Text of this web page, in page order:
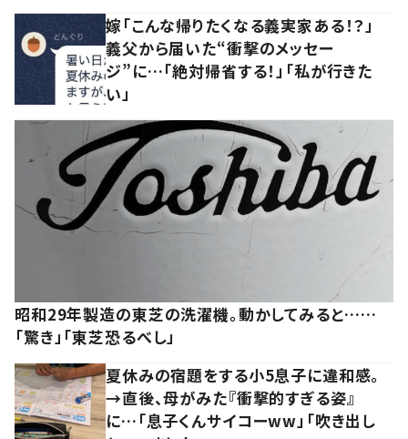
嫁「こんな帰りたくなる義実家ある！？」
義父から届いた“衝撃のメッセー
ジ”に…「絶対帰省する！」「私が行きた
い」
昭和29年製造の東芝の洗濯機。動かしてみると……
「驚き」「東芝恐るべし」
夏休みの宿題をする小5息子に違和感。
→直後、母がみた『衝撃的すぎる姿』
に…「息子くんサイコーww」「吹き出し